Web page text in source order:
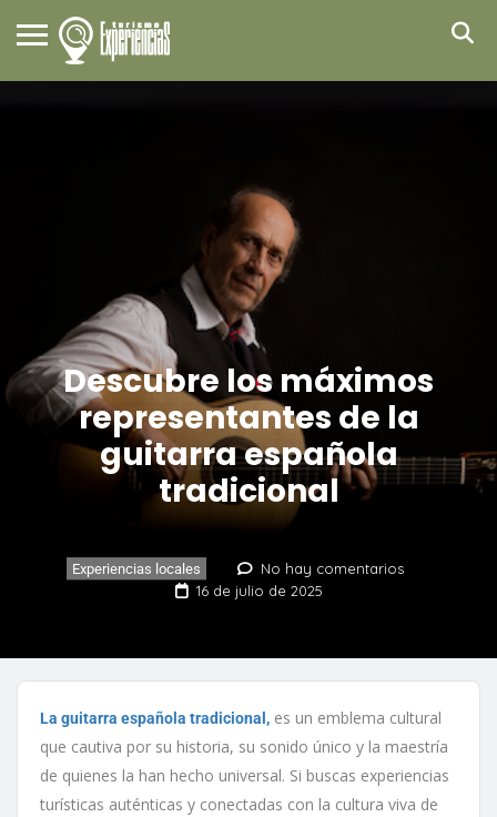
Descubre los máximos
representantes de la
guitarra española
tradicional
Experiencias locales No hay comentarios
16 de julio de 2025
La guitarra española tradicional, es un emblema cultural
que cautiva por su historia, su sonido único y la maestría
de quienes la han hecho universal. Si buscas experiencias
turísticas auténticas y conectadas con la cultura viva de